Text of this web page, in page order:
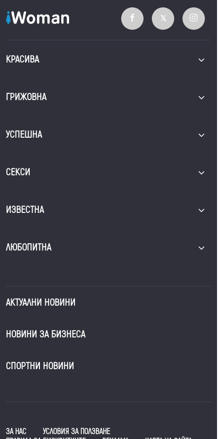
КРАСИВА
ГРИЖОВНА
УСПЕШНА
СЕКСИ
ИЗВЕСТНА
ЛЮБОПИТНА
АКТУАЛНИ НОВИНИ
НОВИНИ ЗА БИЗНЕСА
СПОРТНИ НОВИНИ
ЗА НАС
УСЛОВИЯ ЗА ПОЛЗВАНЕ